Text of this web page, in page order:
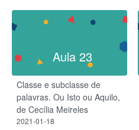
Aula 23
Classe e subclasse de
palavras. Ou Isto ou Aquilo,
de Cecília Meireles
2021-01-18